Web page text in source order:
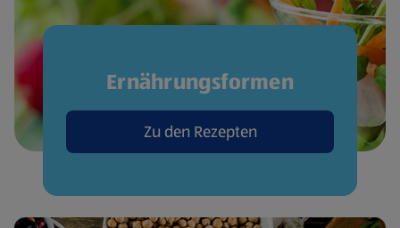
Ernährungsformen
Zu den Rezepten